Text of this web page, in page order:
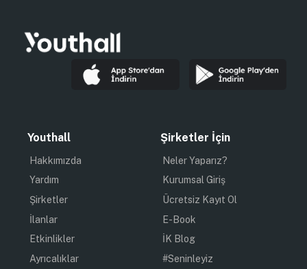
Youthall
Hakkımızda
Yardım
Şirketler
İlanlar
Etkinlikler
Ayrıcalıklar
Şirketler İçin
Neler Yaparız?
Kurumsal Giriş
Ücretsiz Kayıt Ol
E-Book
İK Blog
#Seninleyiz